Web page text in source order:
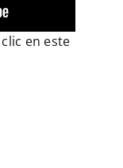
en este